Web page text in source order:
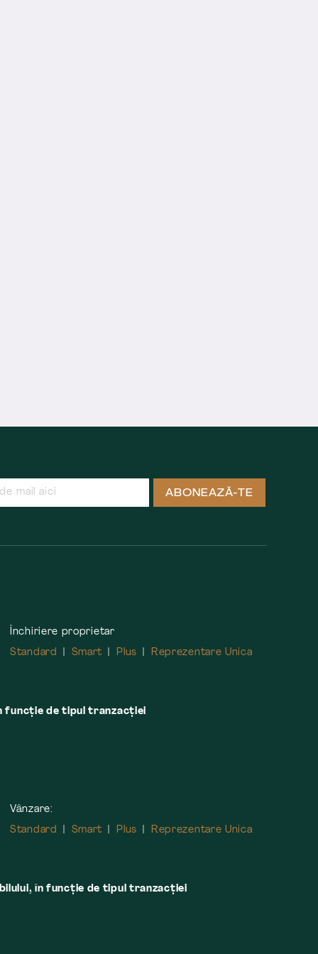
ABONEAZĂ-TE
Închiriere proprietar
Standard
Smart Plus Reprezentare Unica
funcție de tipul tranzacției
Vânzare:
Standard
Smart Plus Reprezentare Unica
în funcţie de tipul tranzacţiei